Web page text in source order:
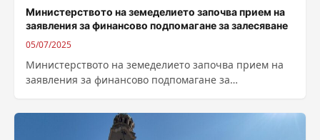
Министерството на земеделието започва прием на
заявления за финансово подпомагане за залесяване
05/07/2025
Министерството на земеделието започва прием на
заявления за финансово подпомагане за
финансиране могат...